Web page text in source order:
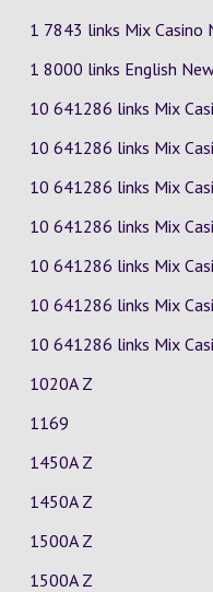
1 7843 links Mix Casino
1 8000 links English
10 641286 links Mix
10 641286 links Mix
10 641286 links Mix
10 641286 links Mix
10 641286 links Mix
10 641286 links Mix
10 641286 links Mix
1020A Z
1169
1450A Z
1450A Z
1500A Z
1500A Z